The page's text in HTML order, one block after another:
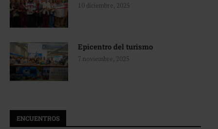
10 diciembre, 2025
Epicentro del turismo
7 noviembre, 2025
ENCUENTROS